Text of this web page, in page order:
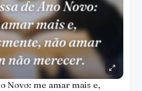
deseja ter, recalcule a
for, mas não continue
erros. A mudança que
de você!